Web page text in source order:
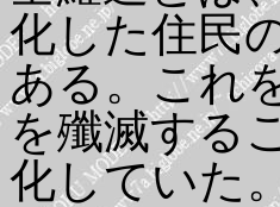
化した住民
ある。これ
を殲滅する
化していた